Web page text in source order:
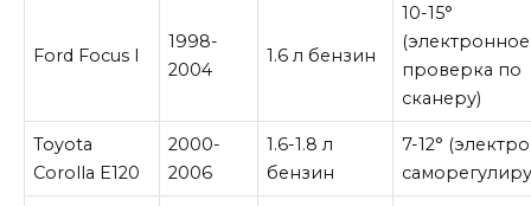
Ford Focus I
1998-
2004
1.6 л бензин
10-15°
проверка по
сканеру)
Toyota
Corolla E120
2000-
2006
1.6-1.8 л
бензин
7-12°